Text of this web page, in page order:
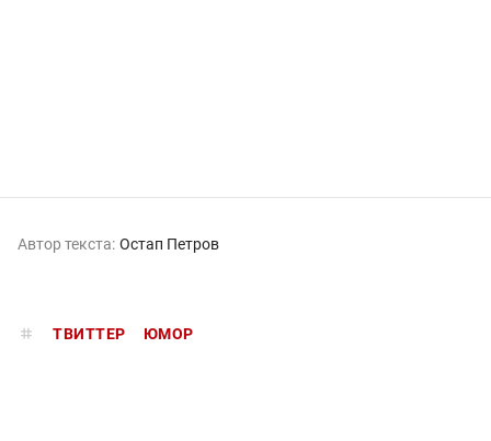
Автор текста: Остап Петров
ТВИТТЕР ЮМОР